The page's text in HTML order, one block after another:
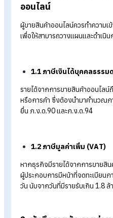
ต้นทุนวัสดุก่อสร้างและค่
การก่อสร้างเวที จัดหา
เงินได้ประเภทที่ 8 : ทำธุ
หากมีหน้าที่ต้องยื่นแต่ไม่ยื่น
สรรพากรกำหนด ดังนั้นผู้ขา
และเกณฑ์รายได้ของตนเอง
เข้าเงื่อนไขที่ต้องยื่นภาษีครึ่งปี
ขั้นตอนการเตรี